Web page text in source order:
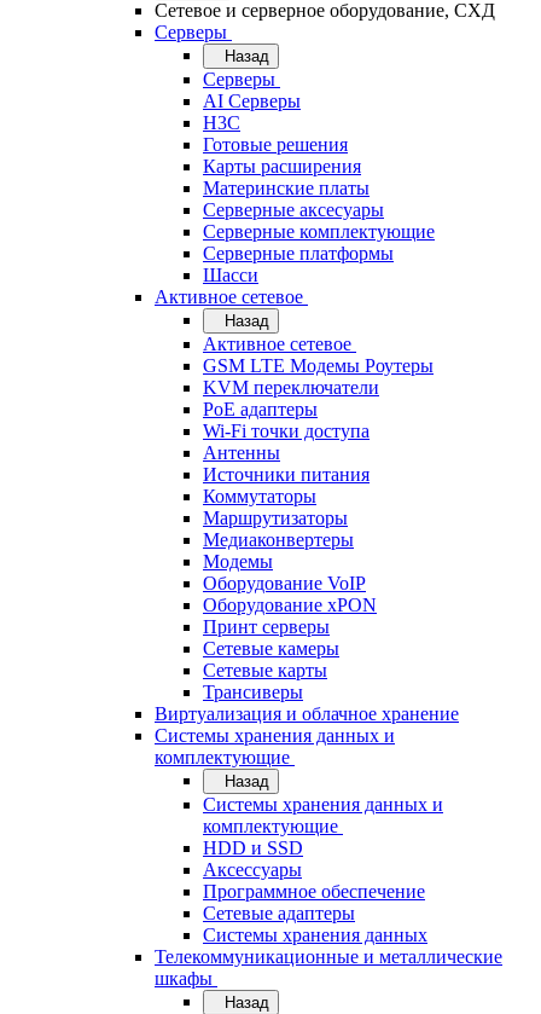
Сетевое и серверное оборудование, СХД
Cерверы
Назад
Cерверы
AI Серверы
H3C
Готовые решения
Карты расширения
Материнские платы
Серверные аксесуары
Серверные комплектующие
Серверные платформы
Шасси
Активное сетевое
Назад
Активное сетевое
GSM LTE Модемы Роутеры
KVM переключатели
PoE адаптеры
Wi-Fi точки доступа
Антенны
Источники питания
Коммутаторы
Маршрутизаторы
Медиаконвертеры
Модемы
Оборудование VoIP
Оборудование xPON
Принт серверы
Сетевые камеры
Сетевые карты
Трансиверы
Виртуализация и облачное хранение
Системы хранения данных и
комплектующие
Назад
Системы хранения данных и
комплектующие
HDD и SSD
Аксессуары
Программное обеспечение
Сетевые адаптеры
Системы хранения данных
Телекоммуникационные и металлические
шкафы
Назад